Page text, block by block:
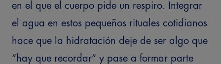
en el que el cuerpo pide un respiro.
Integrar
el agua en estos pequeños rituales cotidianos
hace que la hidratación deje de ser algo que
“hay que recordar” y pase a formar parte